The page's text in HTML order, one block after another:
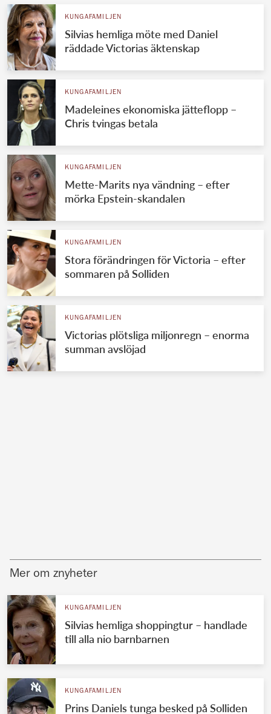
KUNGAFAMILJEN
Silvias hemliga möte med Daniel
räddade Victorias äktenskap
KUNGAFAMILJEN
Madeleines ekonomiska jätteflopp –
Chris tvingas betala
KUNGAFAMILJEN
Mette-Marits nya vändning – efter
mörka Epstein-skandalen
KUNGAFAMILJEN
Stora förändringen för Victoria – efter
sommaren på Solliden
KUNGAFAMILJEN
Victorias plötsliga miljonregn – enorma
summan avslöjad
Mer om znyheter
KUNGAFAMILJEN
Silvias hemliga shoppingtur – handlade
till alla nio barnbarnen
KUNGAFAMILJEN
Prins Daniels tunga besked på Solliden